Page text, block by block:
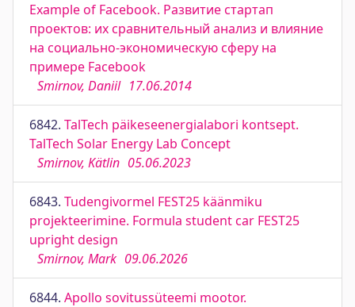
Example of Facebook. Развитие стартап
проектов: их сравнительный анализ и влияние
на социально-экономическую сферу на
примере Facebook
Smirnov, Daniil 17.06.2014
6842. TalTech päikeseenergialabori kontsept.
TalTech Solar Energy Lab Concept
Smirnov, Kätlin 05.06.2023
6843. Tudengivormel FEST25 käänmiku
projekteerimine. Formula student car FEST25
upright design
Smirnov, Mark 09.06.2026
6844. Apollo sovitussüteemi mootor.